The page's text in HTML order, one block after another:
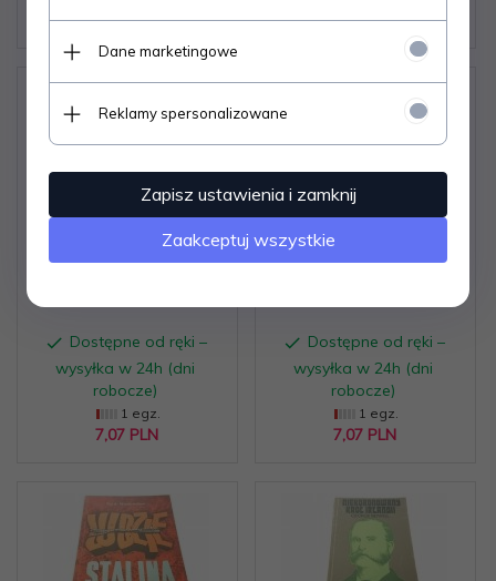
7,07 PLN 7,07 PLN
PIĘĆ STUDIÓW O
PIOTRZE
Dostępne od ręki –
wysyłka w 24h (dni
robocze)
1 egz.
7,07 PLN
LUDZIE STALINA - Roj.
A. Miedwiediew
Dostępne od ręki –
wysyłka w 24h (dni
robocze)
1 egz.
7,07 PLN
Dane marketingowe
Reklamy spersonalizowane
Zapisz ustawienia i zamknij
Zaakceptuj wszystkie